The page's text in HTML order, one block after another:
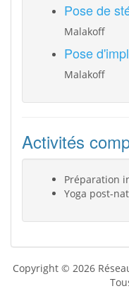
Pose de
Malakoff
Pose
Malakoff
Activités
Préparation
Yoga post-
Copyright © 2026